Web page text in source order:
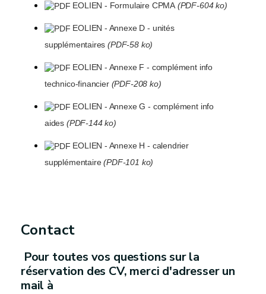
EOLIEN - Formulaire CPMA(PDF-604 ko)
EOLIEN - Annexe D - unités
supplémentaires (PDF-58 ko)
EOLIEN - Annexe F - complément info
technico-financier(PDF-208 ko)
EOLIEN - Annexe G - complément info
aides (PDF-144 ko)
EOLIEN - Annexe H - calendrier
supplémentaire(PDF-101 ko)
Contact
Pour toutes vos questions sur la
réservation des CV, merci d'adresser un
mail à